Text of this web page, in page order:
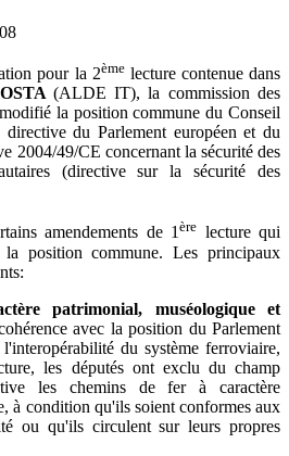
pour la 2èmelecture contenue dans
(ALDE IT), la commission des
la position commune du Conseil
du Parlement européen et du
2004/49/CE concernant la sécurité des
(directive sur la sécurité des
amendements de 1ère lecture qui
position commune. Les principaux
patrimonial, muséologique et
avec la position du Parlement
du système ferroviaire,
les députés ont exclu du champ
les chemins de fer à caractère
à condition qu'ils soient conformes aux
ou qu'ils circulent sur leurs propres